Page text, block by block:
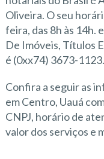
Oliveira. O seu
feira, das 8h às 14h.
De Imóveis, Títulos
é (0xx74) 3673-1123.
Confira a seguir as
em Centro, Uauá
CNPJ, horário de
valor dos serviços e